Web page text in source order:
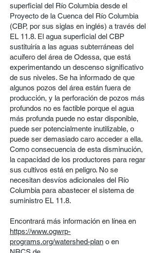
superficial del Río Columbia desde el
Proyecto de la Cuenca del Río Columbia
(CBP, por sus siglas en inglés) a través del
EL 11.8. El agua superficial del CBP
sustituiría a las aguas subterráneas del
acuífero del área de Odessa, que está
experimentando un descenso significativo
de sus niveles. Se ha informado de que
algunos pozos del área están fuera de
producción, y la perforación de pozos más
profundos no es factible porque el agua
más profunda puede no estar disponible,
puede ser potencialmente inutilizable, o
puede ser demasiado caro acceder a ella.
Como consecuencia de esta disminución,
la capacidad de los productores para regar
sus cultivos está en peligro. No se
necesitan desvíos adicionales del Río
Columbia para abastecer el sistema de
suministro EL 11.8.
Encontrará más información en línea en
https://www.ogwrp-
programs.org/watershed-plan o en